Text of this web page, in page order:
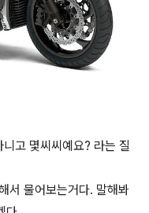
고 몇씨씨예요? 라는 질
서 물어보는거다. 말해봐